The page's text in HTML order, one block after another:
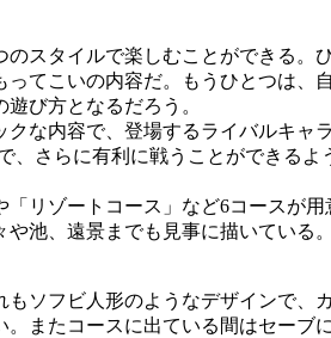
スタイルで楽しむことができる。
てこいの内容だ。もうひとつは
び方となるだろう。
な内容で、登場するライバルキャ
、さらに有利に戦うことができる
リゾートコース」など6コースが
池、遠景までも見事に描いてい
ソフビ人形のようなデザインで、
またコースに出ている間はセー